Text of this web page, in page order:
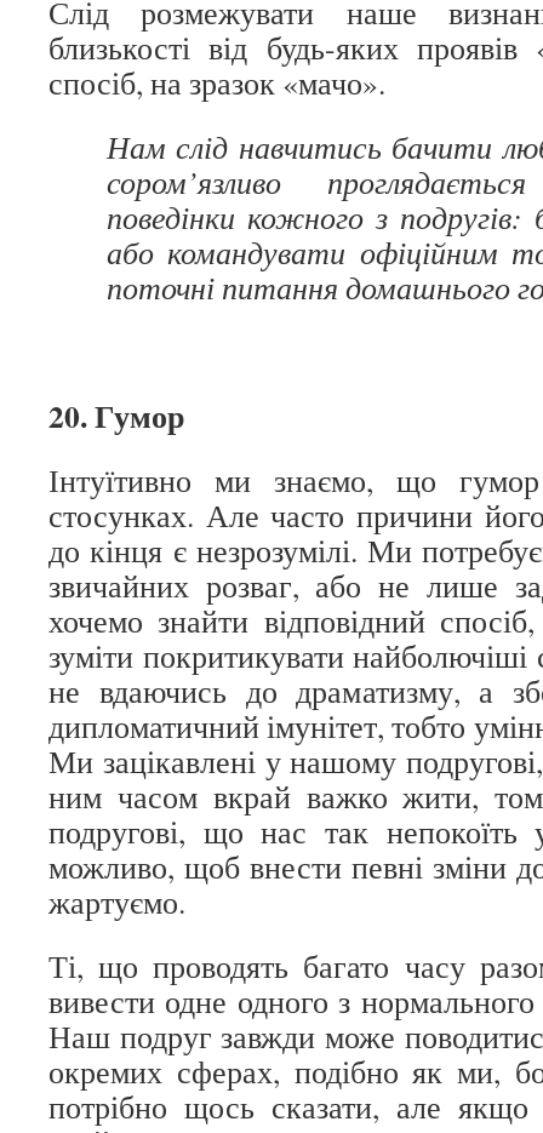
Слід розмежувати наше
близькості від будь-яких
спосіб, на зразок «мачо».
Нам слід навчитись бачити
сором’язливо
поведінки кожного з
або командувати офіційним
поточні питання домашнього
20. Гумор
Інтуїтивно ми знаємо, що
стосунках. Але часто причини
до кінця є незрозумілі. Ми
звичайних розваг, або не лише
хочемо знайти відповідний
зуміти покритикувати
не вдаючись до драматизму, а
дипломатичний імунітет, тобто
Ми зацікавлені у нашому
ним часом вкрай важко жити,
подругові, що нас так непокоїть
можливо, щоб внести певні зміни
жартуємо.
Ті, що проводять багато часу
вивести одне одного з
Наш подруг завжди може
окремих сферах, подібно як ми,
потрібно щось сказати, але